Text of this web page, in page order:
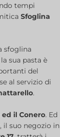
tempi
Sfoglina
sfoglina
sua pasta è
del
al servizio di
.
il Conero. Ed
, il suo negozio in